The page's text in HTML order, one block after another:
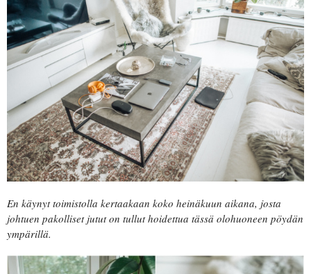
En käynyt toimistolla kertaakaan koko heinäkuun aikana, josta
johtuen pakolliset jutut on tullut hoidettua tässä olohuoneen pöydän
ympärillä.